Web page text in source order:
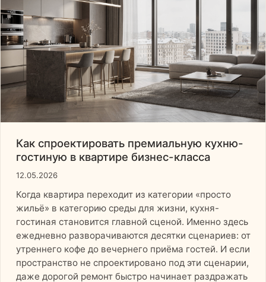
Как спроектировать премиальную кухню-
гостиную в квартире бизнес-класса
12.05.2026
Когда квартира переходит из категории «просто
жильё» в категорию среды для жизни, кухня-
гостиная становится главной сценой. Именно здесь
ежедневно разворачиваются десятки сценариев: от
утреннего кофе до вечернего приёма гостей. И если
пространство не спроектировано под эти сценарии,
даже дорогой ремонт быстро начинает раздражать